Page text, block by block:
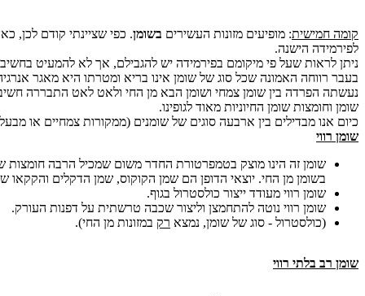
קומה חמישית: מופיעים מזונות העשירים בשומן. כפי שציינתי קודם לכן,
לפירמידה הישנה.
ניתן לראות שעל פי מיקומם בפירמידה יש להגבילם, אך לא להמעיט
בעבר רווחה האמונה שכל סוג של שומן אינו בריא ומטרתו היא מאגר
נעשתה הפרדה בין שומן צמחי ושומן הבא מן החי ולאט לאט התבררה
שומן וחומצות שומן החיוניות מאוד לגופינו.
כיום אנו מבדילים בין ארבעה סוגים של שומנים (ממקורות צמחיים או
שומן רווי
שומן זה הינו מוצק בטמפרטורת החדר משום שמכיל הרבה חומצות
בשומן מן החי. יוצאי הדופן הם שמן הקוקוס, שמן הדקלים והקקאו
שומן רווי מעודד ייצור כולסטרול בגוף.
שומן רווי נוטה להתחמצן וליצור שכבה טרשתית על דפנות העורק.
(כולסטרול - סוג של שומן, נמצא רק במזונות מן החי).
שומן רב בלתי רווי